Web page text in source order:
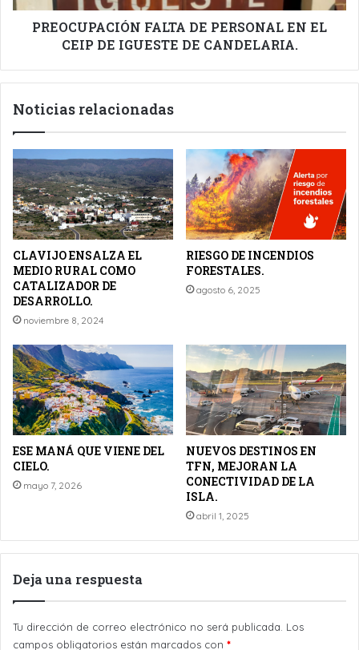
IGUESTE
CANDELARIA.
PREOCUPACIÓN FALTA DE PERSONAL EN EL
CEIP DE IGUESTE DE CANDELARIA.
Noticias relacionadas
CLAVIJO ENSALZA EL
MEDIO RURAL COMO
CATALIZADOR DE
DESARROLLO.
noviembre 8, 2024
RIESGO DE INCENDIOS
FORESTALES.
agosto 6, 2025
ESE MANÁ QUE VIENE DEL
CIELO.
mayo 7, 2026
NUEVOS DESTINOS EN
TFN, MEJORAN LA
CONECTIVIDAD DE LA
ISLA.
abril 1, 2025
Deja una respuesta
Tu dirección de correo electrónico no será publicada. Los
campos obligatorios están marcados con *